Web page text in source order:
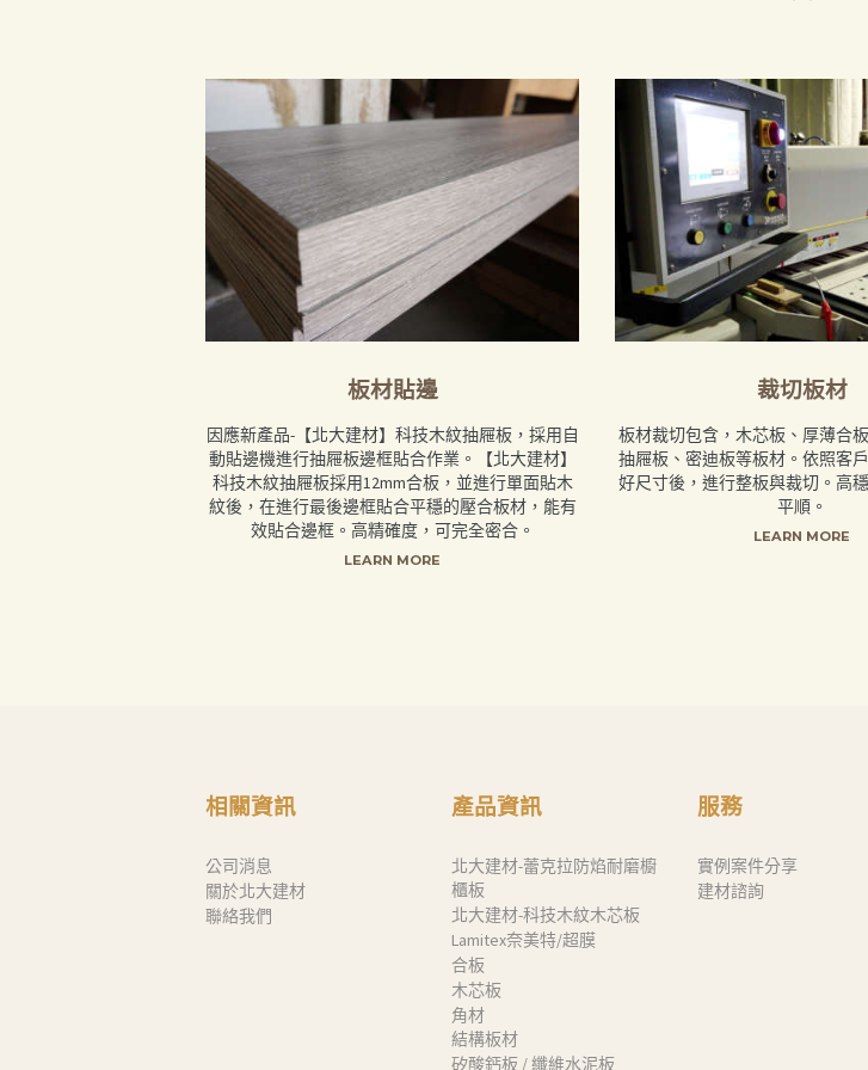
板材貼邊
因應新產品-【北大建材】科技木紋抽屜板，採用自
動貼邊機進行抽屜板邊框貼合作業。【北大建材】
科技木紋抽屜板採用12mm合板，並進行單面貼木
紋後，在進行最後邊框貼合平穩的壓合板材，能有
效貼合邊框。高精確度，可完全密合。
LEARN MORE
裁切板材
板材裁切包含，木芯板、厚薄合
抽屜板、密迪板等板材。依照客
好尺寸後，進行整板與裁切。高
平順。
LEARN MORE
相關資訊
公司消息
關於北大建材
聯絡我們
產品資訊
北大建材-蕾克拉防焰耐磨櫥
櫃板
北大建材-科技木紋木芯板
Lamitex奈美特/超膜
合板
木芯板
角材
結構板材
矽酸鈣板 / 纖維水泥板
服務
實例案件分享
建材諮詢